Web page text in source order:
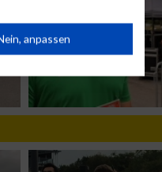
anpassen